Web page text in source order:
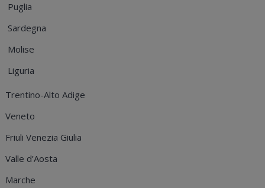
Puglia
Sardegna
Molise
Liguria
Trentino-Alto Adige
Veneto
Friuli Venezia Giulia
Valle d’Aosta
Marche